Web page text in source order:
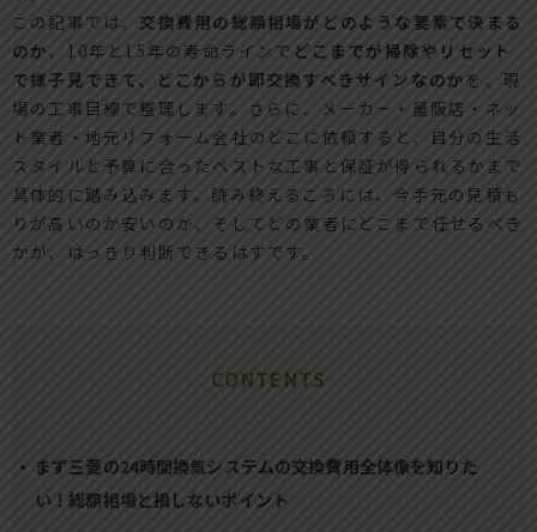
この記事では、 交換費用の総額相場がどのような要素で決まる
のか、10年と15年の寿命ラインで どこまでが掃除やリセット
で様子見できて、どこからが即交換すべきサインなのかを、現
場の工事目線で整理します。さらに、メーカー・量販店・ネッ
ト業者・地元リフォーム会社のどこに依頼すると、自分の生活
スタイルと予算に合ったベストな工事と保証が得られるかまで
具体的に踏み込みます。読み終えるころには、今手元の見積も
りが高いのか安いのか、そしてどの業者にどこまで任せるべき
かが、はっきり判断できるはずです。
CONTENTS
まず三菱の24時間換気システムの交換費用全体像を知りた
い！総額相場と損しないポイント